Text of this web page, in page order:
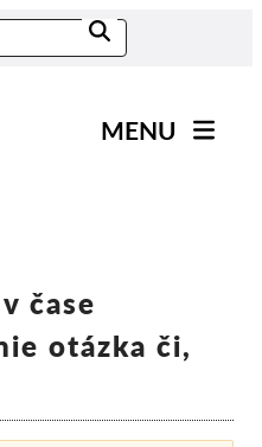
MENU
čase
otázka či,